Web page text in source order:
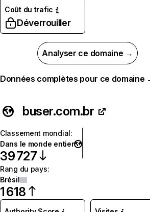
Coût du trafic
Déverrouiller
Analyser ce domaine →
Données complètes pour ce domaine
buser.com.br
Classement mondial:
Dans le monde entier
39 727
Rang du pays:
Brésil
1 618